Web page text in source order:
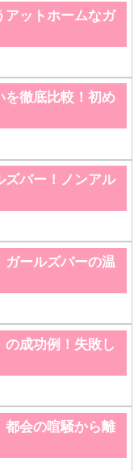
アットホームなガ
を徹底比較！初め
ズバー！ノンアル
ガールズバーの温
の成功例！失敗し
都会の喧騒から離